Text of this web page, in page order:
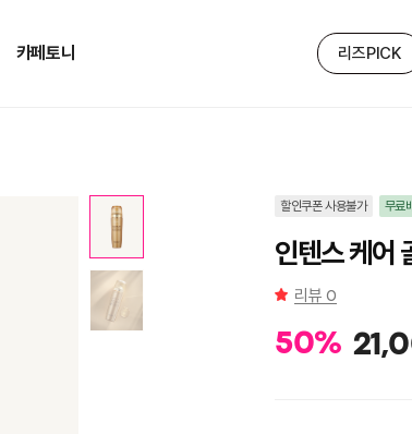
카페토니 리즈PICK
할인쿠폰 사용불가 무료
인텐스 케어
리뷰 0
50%